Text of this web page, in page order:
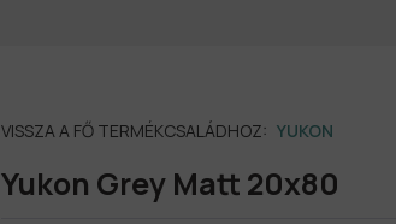
VISSZA A FŐ TERMÉKCSALÁDHOZ: YUKON
Yukon Grey Matt 20x80